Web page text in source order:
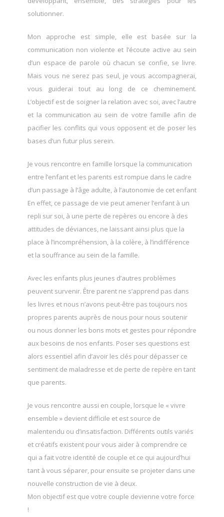
solutionner.
Mon approche est simple, elle est basée sur la
communication non violente et l’écoute active au sein
d’un espace de parole où chacun se confie, se livre.
Mais vous ne serez pas seul, je vous accompagnerai,
vous guiderai tout au long de ce cheminement.
L’objectif est de soigner la relation avec soi, avec l’autre
et la communication au sein de votre famille afin de
pacifier les conflits qui vous opposent et de poser les
bases d’un futur plus serein.
Je vous rencontre en famille lorsque la communication
entre l’enfant et les parents est rompue dans le cadre
d’un passage à l’âge adulte, à l’autonomie de cet enfant
En effet, ce passage de vie peut amener l’enfant à un
repli sur soi, à une perte de repères ou encore à des
attitudes de déviances, ne laissant ainsi plus que la
place à l’incompréhension, à la colère, à l’indifférence
et la souffrance au sein de la famille.
Avec les enfants plus jeunes d’autres problèmes
peuvent survenir. Être parent ne s’apprend pas dans
les livres et nous n’avons peut-être pas toujours nos
propres parents auprès de nous pour nous soutenir
ou nous donner les bons mots et gestes pour répondre
aux besoins de nos enfants. Poser ses questions est
alors essentiel afin d’avoir les clés pour dépasser ce
sentiment de maladresse et de perte de repère en tant
que parents.
Je vous rencontre aussi en couple, lorsque le « vivre
ensemble » devient difficile et est source de
malentendu ou d’insatisfaction. Différents outils variés
et créatifs existent pour vous aider à comprendre ce
qui a fait votre identité de couple et ce qui aujourd’hui
tant à vous séparer, pour ensuite se projeter dans une
nouvelle construction de vie à deux.
Mon objectif est que votre couple devienne votre force
!